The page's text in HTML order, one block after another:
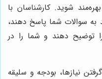
شوید. کارشناسان با
به سوالات شما پاسخ دهند،
توضیح دهند و شما را در
نیازها، بودجه و سلیقه